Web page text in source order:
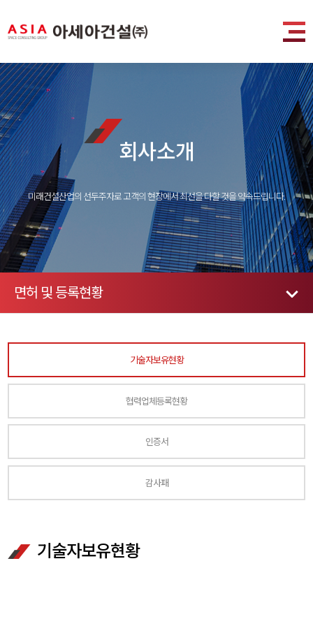
회사소개
미래건설산업의 선두주자로 고객의 현장에서 최선을 다할 것을 약속드립니다.
면허 및 등록현황
기술자보유현황
협력업체등록현황
인증서
감사패
기술자보유현황